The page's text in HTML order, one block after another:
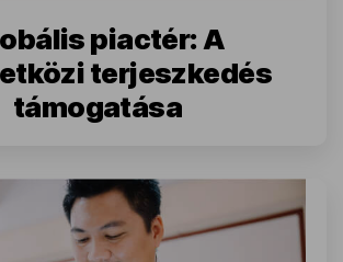
piactér: A
terjeszkedés
támogatása